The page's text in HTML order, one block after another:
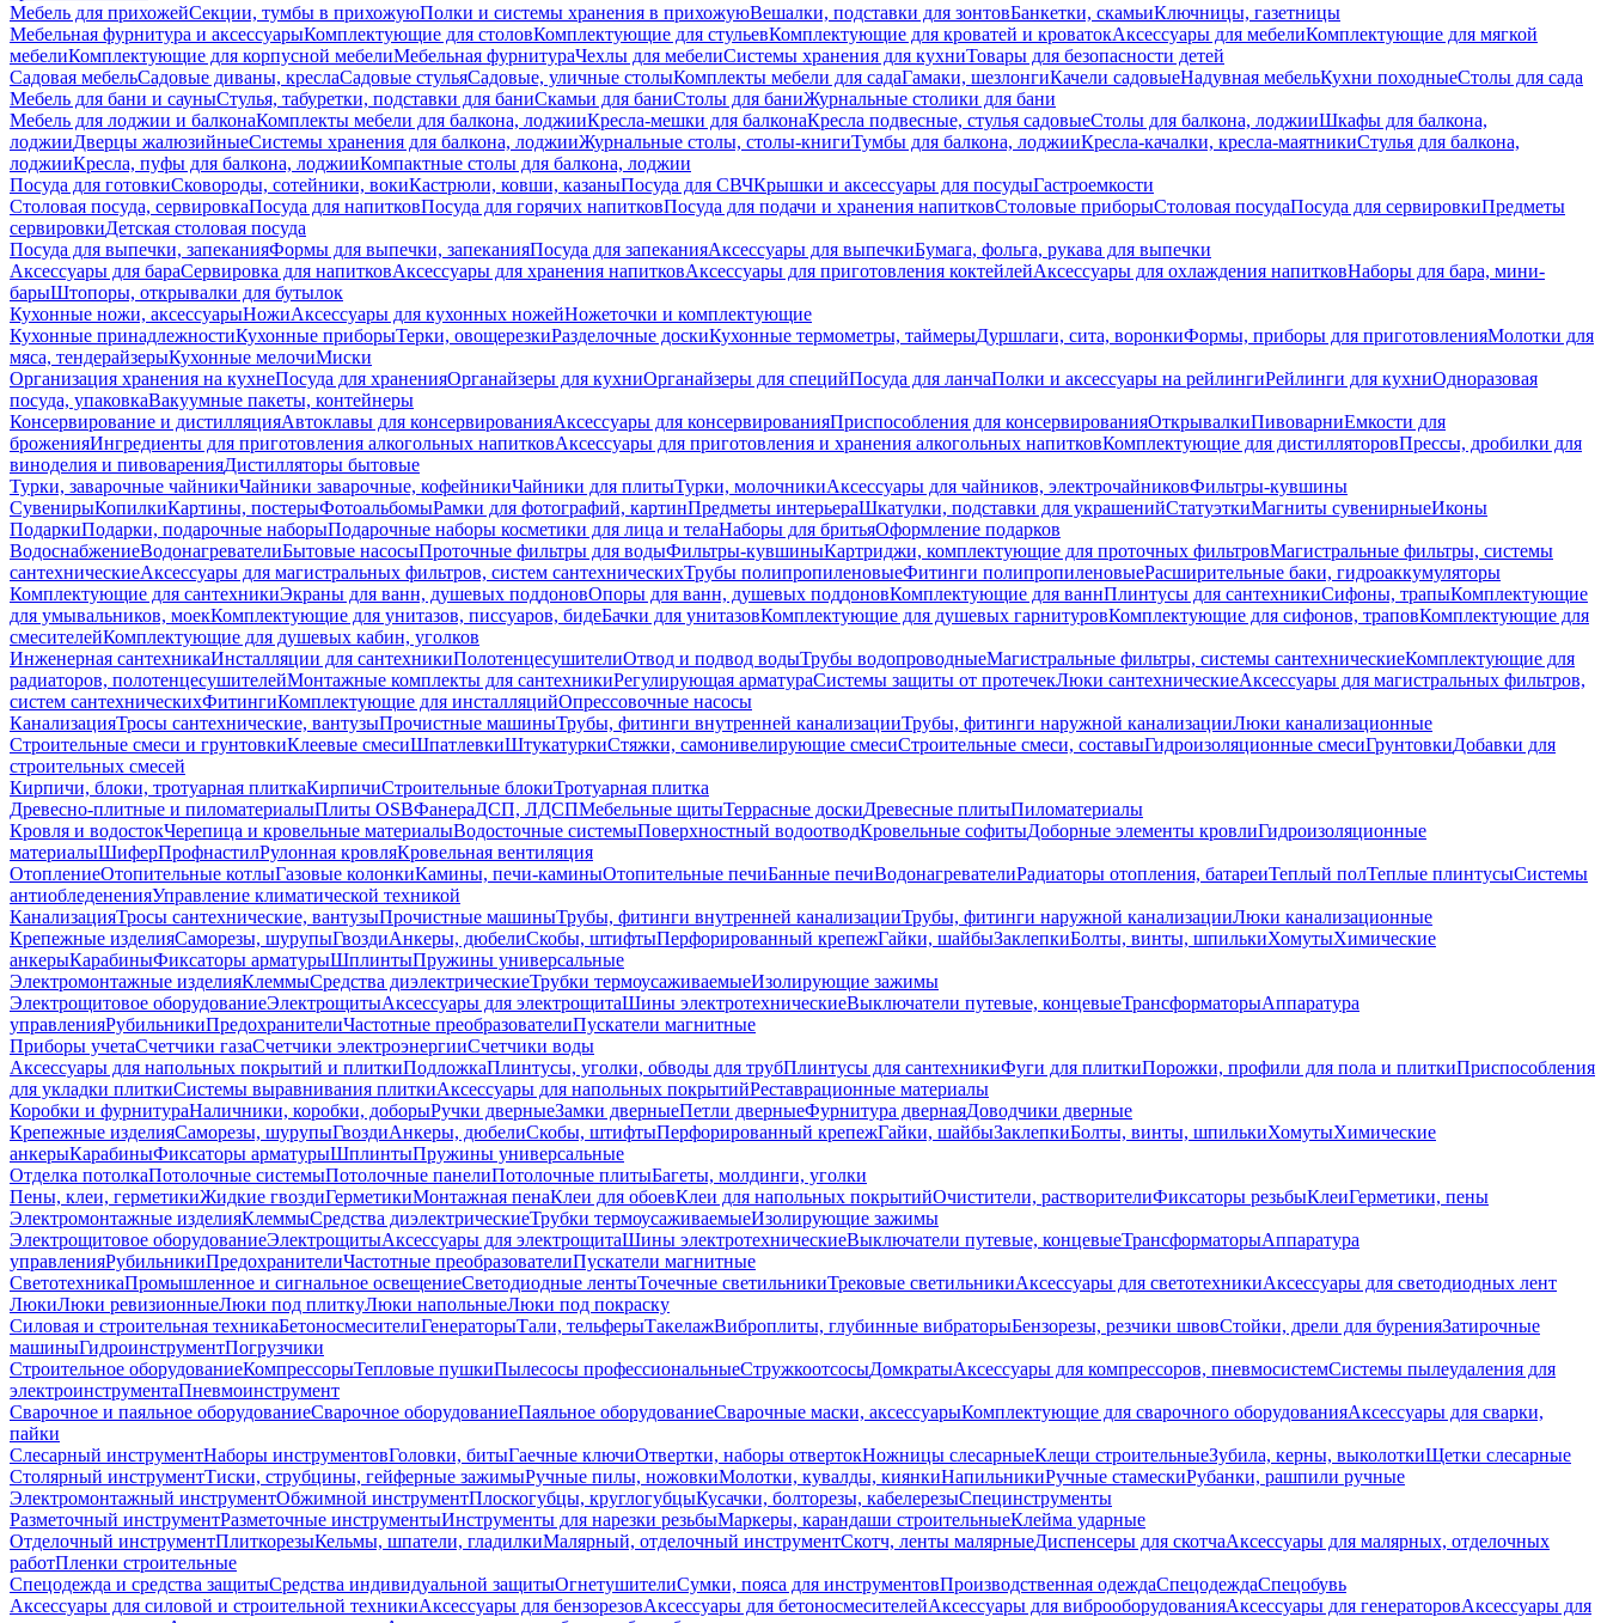
Мебель для прихожейСекции, тумбы в прихожуюПолки и системы хранения в прихожуюВешалки, подставки для зонтовБанкетки, скамьиКлючницы, газетницы
Мебельная фурнитура и аксессуарыКомплектующие для столовКомплектующие для стульевКомплектующие для кроватей и кроватокАксессуары для мебелиКомплектующие для мягкой
мебелиКомплектующие для корпусной мебелиМебельная фурнитураЧехлы для мебелиСистемы хранения для кухниТовары для безопасности детей
Садовая мебельСадовые диваны, креслаСадовые стульяСадовые, уличные столыКомплекты мебели для садаГамаки, шезлонгиКачели садовыеНадувная мебельКухни походныеСтолы для сада
Мебель для бани и сауныСтулья, табуретки, подставки для баниСкамьи для баниСтолы для баниЖурнальные столики для бани
Мебель для лоджии и балконаКомплекты мебели для балкона, лоджииКресла-мешки для балконаКресла подвесные, стулья садовыеСтолы для балкона, лоджииШкафы для балкона,
лоджииДверцы жалюзийныеСистемы хранения для балкона, лоджииЖурнальные столы, столы-книгиТумбы для балкона, лоджииКресла-качалки, кресла-маятникиСтулья для балкона,
лоджииКресла, пуфы для балкона, лоджииКомпактные столы для балкона, лоджии
Посуда для готовкиСковороды, сотейники, вокиКастрюли, ковши, казаныПосуда для СВЧКрышки и аксессуары для посудыГастроемкости
Столовая посуда, сервировкаПосуда для напитковПосуда для горячих напитковПосуда для подачи и хранения напитковСтоловые приборыСтоловая посудаПосуда для сервировкиПредметы
сервировкиДетская столовая посуда
Посуда для выпечки, запеканияФормы для выпечки, запеканияПосуда для запеканияАксессуары для выпечкиБумага, фольга, рукава для выпечки
Аксессуары для бараСервировка для напитковАксессуары для хранения напитковАксессуары для приготовления коктейлейАксессуары для охлаждения напитковНаборы для бара, мини-
барыШтопоры, открывалки для бутылок
Кухонные ножи, аксессуарыНожиАксессуары для кухонных ножейНожеточки и комплектующие
Кухонные принадлежностиКухонные приборыТерки, овощерезкиРазделочные доскиКухонные термометры, таймерыДуршлаги, сита, воронкиФормы, приборы для приготовленияМолотки для
мяса, тендерайзерыКухонные мелочиМиски
Организация хранения на кухнеПосуда для храненияОрганайзеры для кухниОрганайзеры для специйПосуда для ланчаПолки и аксессуары на рейлингиРейлинги для кухниОдноразовая
посуда, упаковкаВакуумные пакеты, контейнеры
Консервирование и дистилляцияАвтоклавы для консервированияАксессуары для консервированияПриспособления для консервированияОткрывалкиПивоварниЕмкости для
броженияИнгредиенты для приготовления алкогольных напитковАксессуары для приготовления и хранения алкогольных напитковКомплектующие для дистилляторовПрессы, дробилки для
виноделия и пивоваренияДистилляторы бытовые
Турки, заварочные чайникиЧайники заварочные, кофейникиЧайники для плитыТурки, молочникиАксессуары для чайников, электрочайниковФильтры-кувшины
СувенирыКопилкиКартины, постерыФотоальбомыРамки для фотографий, картинПредметы интерьераШкатулки, подставки для украшенийСтатуэткиМагниты сувенирныеИконы
ПодаркиПодарки, подарочные наборыПодарочные наборы косметики для лица и телаНаборы для бритьяОформление подарков
ВодоснабжениеВодонагревателиБытовые насосыПроточные фильтры для водыФильтры-кувшиныКартриджи, комплектующие для проточных фильтровМагистральные фильтры, системы
сантехническиеАксессуары для магистральных фильтров, систем сантехническихТрубы полипропиленовыеФитинги полипропиленовыеРасширительные баки, гидроаккумуляторы
Комплектующие для сантехникиЭкраны для ванн, душевых поддоновОпоры для ванн, душевых поддоновКомплектующие для ваннПлинтусы для сантехникиСифоны, трапыКомплектующие
для умывальников, моекКомплектующие для унитазов, писсуаров, бидеБачки для унитазовКомплектующие для душевых гарнитуровКомплектующие для сифонов, траповКомплектующие для
смесителейКомплектующие для душевых кабин, уголков
Инженерная сантехникаИнсталляции для сантехникиПолотенцесушителиОтвод и подвод водыТрубы водопроводныеМагистральные фильтры, системы сантехническиеКомплектующие для
радиаторов, полотенцесушителейМонтажные комплекты для сантехникиРегулирующая арматураСистемы защиты от протечекЛюки сантехническиеАксессуары для магистральных фильтров,
систем сантехническихФитингиКомплектующие для инсталляцийОпрессовочные насосы
КанализацияТросы сантехнические, вантузыПрочистные машиныТрубы, фитинги внутренней канализацииТрубы, фитинги наружной канализацииЛюки канализационные
Строительные смеси и грунтовкиКлеевые смесиШпатлевкиШтукатуркиСтяжки, самонивелирующие смесиСтроительные смеси, составыГидроизоляционные смесиГрунтовкиДобавки для
строительных смесей
Кирпичи, блоки, тротуарная плиткаКирпичиСтроительные блокиТротуарная плитка
Древесно-плитные и пиломатериалыПлиты OSBФанераДСП, ЛДСПМебельные щитыТеррасные доскиДревесные плитыПиломатериалы
Кровля и водостокЧерепица и кровельные материалыВодосточные системыПоверхностный водоотводКровельные софитыДоборные элементы кровлиГидроизоляционные
материалыШиферПрофнастилРулонная кровляКровельная вентиляция
ОтоплениеОтопительные котлыГазовые колонкиКамины, печи-каминыОтопительные печиБанные печиВодонагревателиРадиаторы отопления, батареиТеплый полТеплые плинтусыСистемы
антиобледененияУправление климатической техникой
КанализацияТросы сантехнические, вантузыПрочистные машиныТрубы, фитинги внутренней канализацииТрубы, фитинги наружной канализацииЛюки канализационные
Крепежные изделияСаморезы, шурупыГвоздиАнкеры, дюбелиСкобы, штифтыПерфорированный крепежГайки, шайбыЗаклепкиБолты, винты, шпилькиХомутыХимические
анкерыКарабиныФиксаторы арматурыШплинтыПружины универсальные
Электромонтажные изделияКлеммыСредства диэлектрическиеТрубки термоусаживаемыеИзолирующие зажимы
Электрощитовое оборудованиеЭлектрощитыАксессуары для электрощитаШины электротехническиеВыключатели путевые, концевыеТрансформаторыАппаратура
управленияРубильникиПредохранителиЧастотные преобразователиПускатели магнитные
Приборы учетаСчетчики газаСчетчики электроэнергииСчетчики воды
Аксессуары для напольных покрытий и плиткиПодложкаПлинтусы, уголки, обводы для трубПлинтусы для сантехникиФуги для плиткиПорожки, профили для пола и плиткиПриспособления
для укладки плиткиСистемы выравнивания плиткиАксессуары для напольных покрытийРеставрационные материалы
Коробки и фурнитураНаличники, коробки, доборыРучки дверныеЗамки дверныеПетли дверныеФурнитура двернаяДоводчики дверные
Крепежные изделияСаморезы, шурупыГвоздиАнкеры, дюбелиСкобы, штифтыПерфорированный крепежГайки, шайбыЗаклепкиБолты, винты, шпилькиХомутыХимические
анкерыКарабиныФиксаторы арматурыШплинтыПружины универсальные
Отделка потолкаПотолочные системыПотолочные панелиПотолочные плитыБагеты, молдинги, уголки
Пены, клеи, герметикиЖидкие гвоздиГерметикиМонтажная пенаКлеи для обоевКлеи для напольных покрытийОчистители, растворителиФиксаторы резьбыКлеиГерметики, пены
Электромонтажные изделияКлеммыСредства диэлектрическиеТрубки термоусаживаемыеИзолирующие зажимы
Электрощитовое оборудованиеЭлектрощитыАксессуары для электрощитаШины электротехническиеВыключатели путевые, концевыеТрансформаторыАппаратура
управленияРубильникиПредохранителиЧастотные преобразователиПускатели магнитные
СветотехникаПромышленное и сигнальное освещениеСветодиодные лентыТочечные светильникиТрековые светильникиАксессуары для светотехникиАксессуары для светодиодных лент
ЛюкиЛюки ревизионныеЛюки под плиткуЛюки напольныеЛюки под покраску
Силовая и строительная техникаБетоносмесителиГенераторыТали, тельферыТакелажВиброплиты, глубинные вибраторыБензорезы, резчики швовСтойки, дрели для буренияЗатирочные
машиныГидроинструментПогрузчики
Строительное оборудованиеКомпрессорыТепловые пушкиПылесосы профессиональныеСтружкоотсосыДомкратыАксессуары для компрессоров, пневмосистемСистемы пылеудаления для
электроинструментаПневмоинструмент
Сварочное и паяльное оборудованиеСварочное оборудованиеПаяльное оборудованиеСварочные маски, аксессуарыКомплектующие для сварочного оборудованияАксессуары для сварки,
пайки
Слесарный инструментНаборы инструментовГоловки, битыГаечные ключиОтвертки, наборы отвертокНожницы слесарныеКлещи строительныеЗубила, керны, выколоткиЩетки слесарные
Столярный инструментТиски, струбцины, гейферные зажимыРучные пилы, ножовкиМолотки, кувалды, киянкиНапильникиРучные стамескиРубанки, рашпили ручные
Электромонтажный инструментОбжимной инструментПлоскогубцы, круглогубцыКусачки, болторезы, кабелерезыСпецинструменты
Разметочный инструментРазметочные инструментыИнструменты для нарезки резьбыМаркеры, карандаши строительныеКлейма ударные
Отделочный инструментПлиткорезыКельмы, шпатели, гладилкиМалярный, отделочный инструментСкотч, ленты малярныеДиспенсеры для скотчаАксессуары для малярных, отделочных
работПленки строительные
Спецодежда и средства защитыСредства индивидуальной защитыОгнетушителиСумки, пояса для инструментовПроизводственная одеждаСпецодеждаСпецобувь
Аксессуары для силовой и строительной техникиАксессуары для бензорезовАксессуары для бетоносмесителейАксессуары для виброоборудованияАксессуары для генераторовАксессуары для